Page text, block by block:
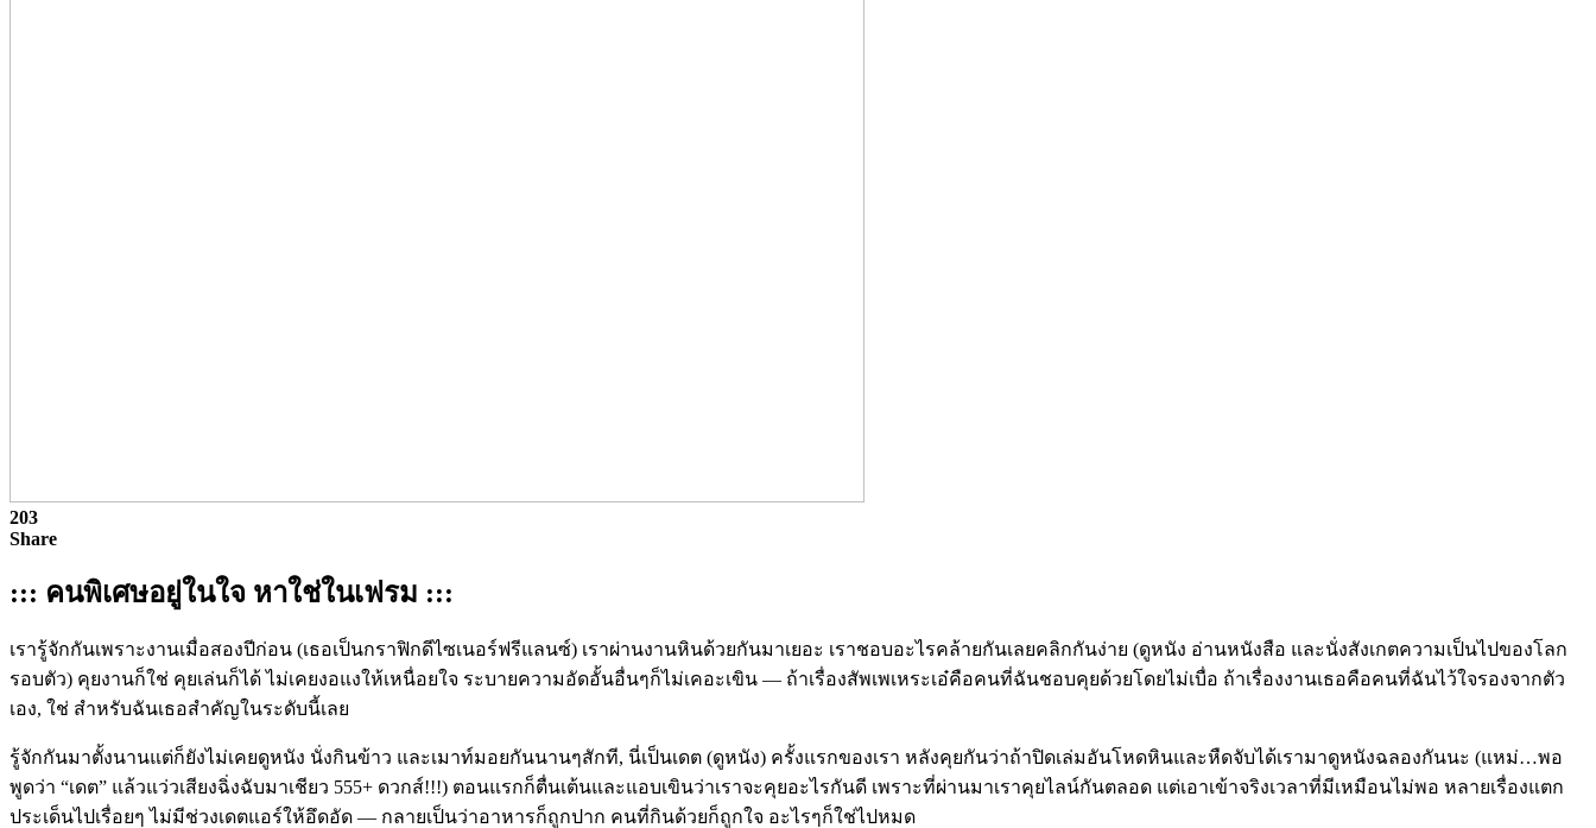
203
Share
::: คนพิเศษอยู่ในใจ หาใช่ในเฟรม :::
เรารู้จักกันเพราะงานเมื่อสองปีก่อน (เธอเป็นกราฟิกดีไซเนอร์ฟรีแลนซ์) เราผ่านงานหินด้วยกันมาเยอะ เราชอบอะไรคล้ายกันเลยคลิกกันง่าย (ดูหนัง อ่านหนังสือ และนั่งสังเกตความเป็นไปของโลก
รอบตัว) คุยงานก็ใช่ คุยเล่นก็ได้ ไม่เคยงอแงให้เหนื่อยใจ ระบายความอัดอั้นอื่นๆก็ไม่เคอะเขิน — ถ้าเรื่องสัพเพเหระเอ๋คือคนที่ฉันชอบคุยด้วยโดยไม่เบื่อ ถ้าเรื่องงานเธอคือคนที่ฉันไว้ใจรองจากตัว
เอง, ใช่ สำหรับฉันเธอสำคัญในระดับนี้เลย
รู้จักกันมาตั้งนานแต่ก็ยังไม่เคยดูหนัง นั่งกินข้าว และเมาท์มอยกันนานๆสักที, นี่เป็นเดต (ดูหนัง) ครั้งแรกของเรา หลังคุยกันว่าถ้าปิดเล่มอันโหดหินและหืดจับได้เรามาดูหนังฉลองกันนะ (แหม่…พอ
พูดว่า “เดต” แล้วแว่วเสียงฉิ่งฉับมาเชียว 555+ ดวกส์!!!) ตอนแรกก็ตื่นเต้นและแอบเขินว่าเราจะคุยอะไรกันดี เพราะที่ผ่านมาเราคุยไลน์กันตลอด แต่เอาเข้าจริงเวลาที่มีเหมือนไม่พอ หลายเรื่องแตก
ประเด็นไปเรื่อยๆ ไม่มีช่วงเดตแอร์ให้อึดอัด — กลายเป็นว่าอาหารก็ถูกปาก คนที่กินด้วยก็ถูกใจ อะไรๆก็ใช่ไปหมด